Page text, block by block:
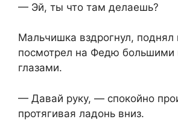
— Эй, ты что там делаешь?
Мальчишка вздрогнул, поднял
посмотрел на Федю большими
глазами.
— Давай руку, — спокойно
протягивая ладонь вниз.